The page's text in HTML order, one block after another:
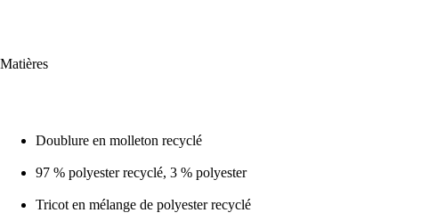
Matières
Doublure en molleton recyclé
97 % polyester recyclé, 3 % polyester
Tricot en mélange de polyester recyclé